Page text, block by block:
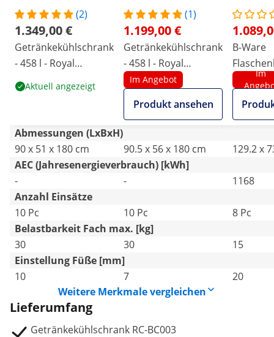
(2)
1.349,00 €
Getränkekühlschrank
- 458 l - Royal
Catering - Edelstahl
Aktuell angezeigt
(1)
1.199,00 €
Getränkekühlschrank
- 458 l - Royal
Catering - Schwarzer,
pulverbeschichteter
Stahl
Im Angebot
Produkt ansehen
B-Ware
- 880 LIm
Abmessungen (LxBxH)
90 x 51 x 180 cm
90.5 x 56 x 180 cm
129.2 x
AEC (Jahresenergieverbrauch) [kWh]
-
-
1168
Anzahl Einsätze
10 Pc
10 Pc
8 Pc
Belastbarkeit Fach max. [kg]
30
30
15
Einstellung Füße [mm]
10
7
20
Weitere Merkmale vergleichen
Lieferumfang
Getränkekühlschrank RC-BC003